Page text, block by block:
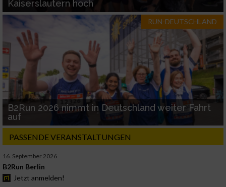
Kaiserslautern hoch
RUN-DEUTSCHLAND
B2Run 2026 nimmt in Deutschland weiter Fahrt
auf
PASSENDE VERANSTALTUNGEN
16. September 2026
B2Run Berlin
Jetzt anmelden!